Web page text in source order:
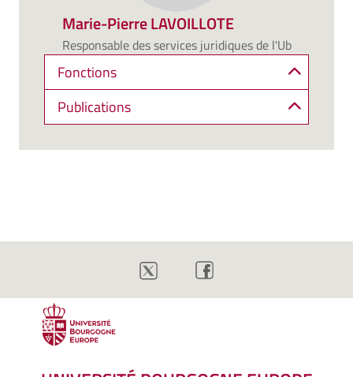
Marie-Pierre LAVOILLOTE
Responsable des services juridiques de l'Ub
Fonctions
Publications